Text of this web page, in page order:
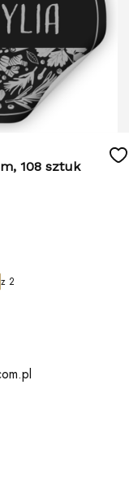
108 sztuk
z produktami
z 2